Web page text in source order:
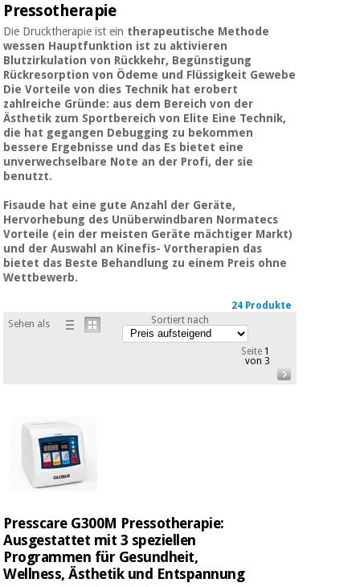
Unsere
Kinefis-
Produkte
Nachricht
Angebote
Outlet
Fisaude
Zahnmedizin
Medizinische
ausrüstung
Traditionelle
chinesische
medizin
möbel
Therapeutische
schränke
für
pilates
Sport
und
spiele
Sanitärkleiderschränke
Veterinärmedizin
Unsere
Kinefis-
Produkte
Nachricht
Angebote
körperpflege
Zahnmedizin
Medizinische
ausrüstung
Traditionelle
chinesische
medizin
Klinische
möbel
Therapeutische
coronaviren
fitness
und
pilates
Pressotherapie
Die Drucktherapie ist ein therapeutische Methode
wessen Hauptfunktion ist zu aktivieren
Blutzirkulation von Rückkehr, Begünstigung
Rückresorption von Ödeme und Flüssigkeit Gewebe
Die Vorteile von dies Technik hat erobert
zahlreiche Gründe: aus dem Bereich von der
Ästhetik zum Sportbereich von Elite Eine Technik,
die hat gegangen Debugging zu bekommen
bessere Ergebnisse und das Es bietet eine
unverwechselbare Note an der Profi, der sie
benutzt.
Fisaude hat eine gute Anzahl der Geräte,
Hervorhebung des Unüberwindbaren Normatecs
Vorteile (ein der meisten Geräte mächtiger Markt)
und der Auswahl an Kinefis- Vortherapien das
bietet das Beste Behandlung zu einem Preis ohne
Wettbewerb.
24 Produkte
Sehen als
Sortiert nach
Seite1
von 3
Presscare G300M Pressotherapie:
Ausgestattet mit 3 speziellen
Programmen für Gesundheit,
Wellness, Ästhetik und Entspannung